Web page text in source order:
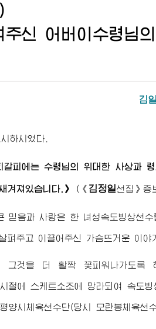
주신 어버이수령님
김
하시였다.
갈피에는 수령님의위대한 사상과
겨져있습니다.》 ( 《 김정일선집》 증
믿음과 사랑은 한 녀성속도빙상선
주고 이끌어주신 가슴뜨거운 이야
그것을 더 활짝 꽃피워나가도록
절에 스케트소조에 망라되여 속도
시체육선수단(당시 모란봉체육선